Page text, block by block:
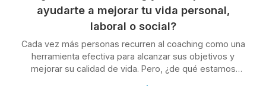
ayudarte a mejorar tu vida personal,
laboral o social?
Cada vez más personas recurren al coaching como una
herramienta efectiva para alcanzar sus objetivos y
mejorar su calidad de vida. Pero, ¿de qué estamos